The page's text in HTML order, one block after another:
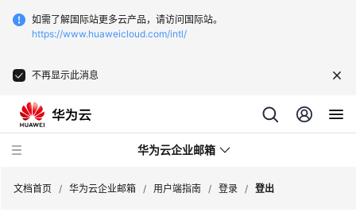
如需了解国际站更多云产品，请访问国际站。
https://www.huaweicloud.com/intl/
不再显示此消息
华为云企业邮箱
文档首页 / 华为云企业邮箱 / 用户端指南 / 登录 / 登出